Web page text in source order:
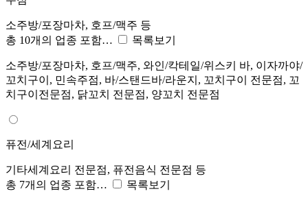
소주방/포장마차, 호프/맥주 등
총 10개의 업종 포함…
목록보기
소주방/포장마차, 호프/맥주, 와인/칵테일/위스키 바, 이자까야/
꼬치구이, 민속주점, 바/스탠드바/라운지, 꼬치구이 전문점, 꼬
치구이전문점, 닭꼬치 전문점, 양꼬치 전문점
퓨전/세계요리
기타세계요리 전문점, 퓨전음식 전문점 등
총 7개의 업종 포함…
목록보기